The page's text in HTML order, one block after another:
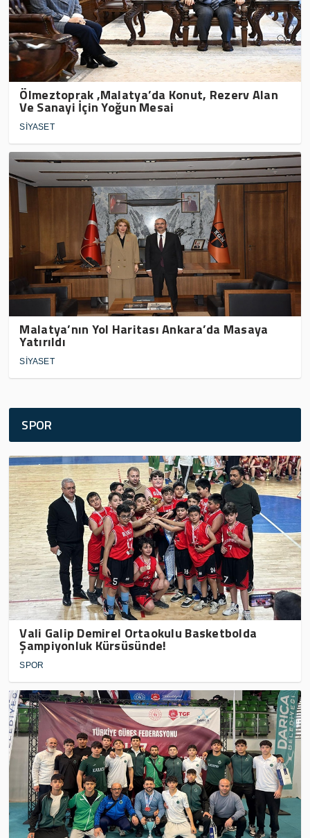
Ölmeztoprak ,Malatya’da Konut, Rezerv Alan
Ve Sanayi İçin Yoğun Mesai
SİYASET
Malatya’nın Yol Haritası Ankara’da Masaya
Yatırıldı
SİYASET
SPOR
Vali Galip Demirel Ortaokulu Basketbolda
Şampiyonluk Kürsüsünde!
SPOR